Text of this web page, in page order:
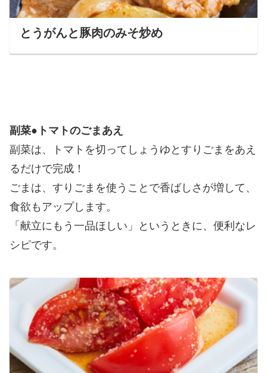
とうがんと豚肉のみそ炒め
副菜●トマトのごまあえ
副菜は、トマトを切ってしょうゆとすりごまをあえ
るだけで完成！
ごまは、すりごまを使うことで香ばしさが増して、
食欲もアップします。
「献立にもう一品ほしい」というときに、便利なレ
シピです。